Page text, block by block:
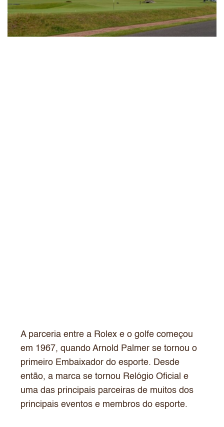
A parceria entre a Rolex e o golfe começou
em 1967, quando Arnold Palmer se tornou o
primeiro Embaixador do esporte. Desde
então, a marca se tornou Relógio Oficial e
uma das principais parceiras de muitos dos
principais eventos e membros do esporte.